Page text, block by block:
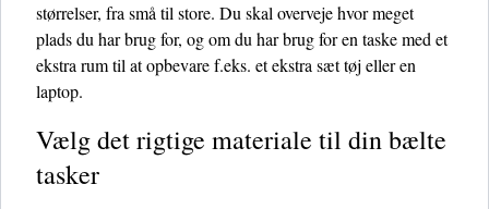
størrelser, fra små til store. Du skal overveje hvor meget
plads du har brug for, og om du har brug for en taske med et
ekstra rum til at opbevare f.eks. et ekstra sæt tøj eller en
laptop.
Vælg det rigtige materiale til din bælte
tasker